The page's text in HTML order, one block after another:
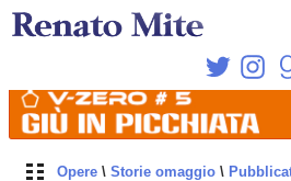
Opere \ Storie omaggio \